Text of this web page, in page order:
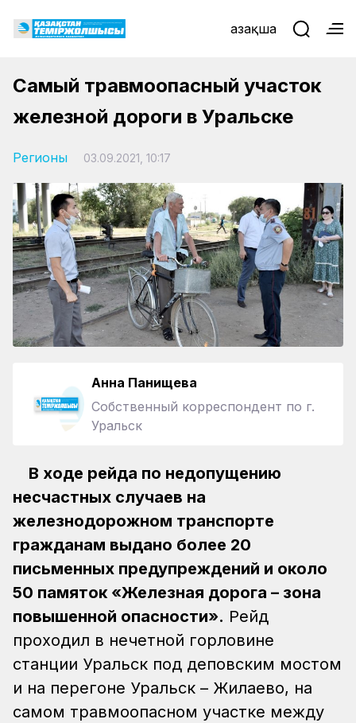
Қазақша
Самый травмоопасный участок
железной дороги в Уральске
Регионы 03.09.2021, 10:17
Анна Панищева
Собственный корреспондент по г.
Уральск
В ходе рейда по недопущению
несчастных случаев на
железнодорожном транспорте
гражданам выдано более 20
письменных предупреждений и около
50 памяток «Железная дорога – зона
повышенной опасности». Рейд
проходил в нечетной горловине
станции Уральск под деповским мостом
и на перегоне Уральск – Жилаево, на
самом травмоопасном участке между